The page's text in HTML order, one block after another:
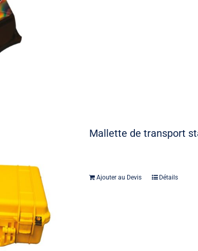
Mallette de transport
Ajouter au Devis Détails